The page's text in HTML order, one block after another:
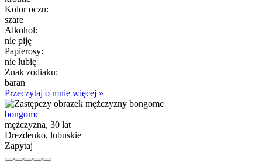
Kolor oczu:
szare
Alkohol:
nie piję
Papierosy:
nie lubię
Znak zodiaku:
baran
Przeczytaj o mnie więcej »
bongomc
mężczyzna, 30 lat
Drezdenko, lubuskie
Zapytaj